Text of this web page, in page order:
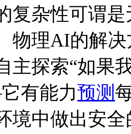
复杂性可谓
物理AI的解
主探索“如果
有能力预测
境中做出安